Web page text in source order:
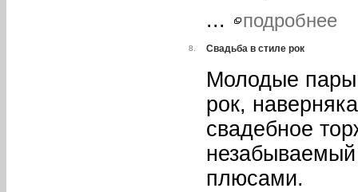
...
подробнее
8. Свадьба в стиле рок
Молодые
рок,
свадебное
плюсами.